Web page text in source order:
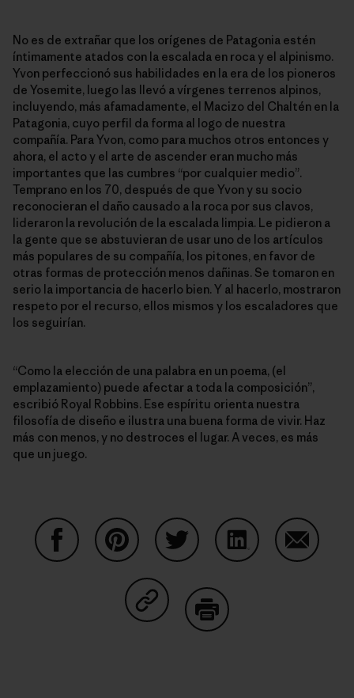
No es de extrañar que los orígenes de Patagonia estén
íntimamente atados con la escalada en roca y el alpinismo.
Yvon perfeccionó sus habilidades en la era de los pioneros
de Yosemite, luego las llevó a vírgenes terrenos alpinos,
incluyendo, más afamadamente, el Macizo del Chaltén en la
Patagonia, cuyo perfil da forma al logo de nuestra
compañía. Para Yvon, como para muchos otros entonces y
ahora, el acto y el arte de ascender eran mucho más
importantes que las cumbres “por cualquier medio”.
Temprano en los 70, después de que Yvon y su socio
reconocieran el daño causado a la roca por sus clavos,
lideraron la revolución de la escalada limpia. Le pidieron a
la gente que se abstuvieran de usar uno de los artículos
más populares de su compañía, los pitones, en favor de
otras formas de protección menos dañinas. Se tomaron en
serio la importancia de hacerlo bien. Y al hacerlo, mostraron
respeto por el recurso, ellos mismos y los escaladores que
los seguirían.
“Como la elección de una palabra en un poema, (el
emplazamiento) puede afectar a toda la composición”,
escribió Royal Robbins. Ese espíritu orienta nuestra
filosofía de diseño e ilustra una buena forma de vivir. Haz
más con menos, y no destroces el lugar. A veces, es más
que un juego.
Share on Copy Link